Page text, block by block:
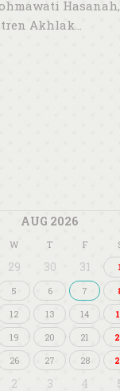
Akhlak…
AUG 2026
W T F
29 30 31
5 6 7
12 13 14
19 20 21
26 27 28
2 3 4